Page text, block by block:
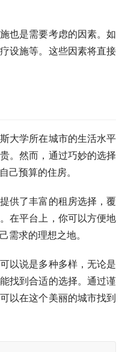
也是需要考虑的因素。如
设施等。这些因素将直接
大学所在城市的生活水平
。然而，通过巧妙的选择
己预算的住房。
供了丰富的租房选择，覆
在平台上，你可以方便地
需求的理想之地。
以说是多种多样，无论是
找到合适的选择。通过谨
以在这个美丽的城市找到